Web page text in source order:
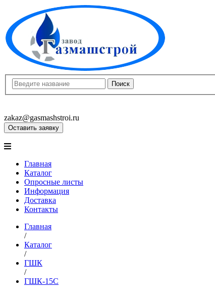
zakaz@gasmashstroi.ru
Оставить заявку
Главная
Каталог
Опросные листы
Информация
Доставка
Контакты
Главная
/
Каталог
/
ГШК
/
ГШК-15С